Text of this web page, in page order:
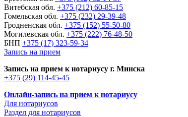
Витебская обл. +375 (212) 60-85-15
Гомельская обл. +375 (232) 29-39-48
Гродненская обл. +375 (152) 55-50-80
Могилевская обл. +375 (222) 76-48-50
БНП +375 (17) 323-59-34
Запись на прием
Запись на прием к нотариусу г. Минска
+375 (29) 114-45-45
Онлайн-запись на прием к нотариусу
Для нотариусов
Раздел для нотариусов